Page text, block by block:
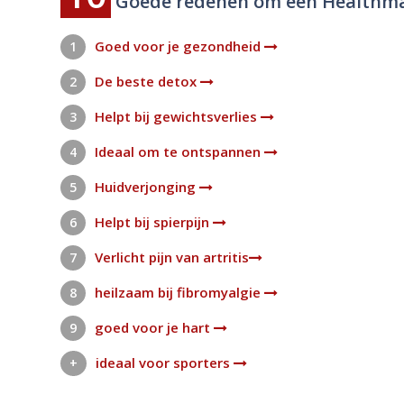
1 Goed voor je gezondheid
2 De beste detox
3 Helpt bij gewichtsverlies
4 Ideaal om te ontspannen
5 Huidverjonging
6 Helpt bij spierpijn
7 Verlicht pijn van artritis
8 heilzaam bij fibromyalgie
9 goed voor je hart
+ ideaal voor sporters